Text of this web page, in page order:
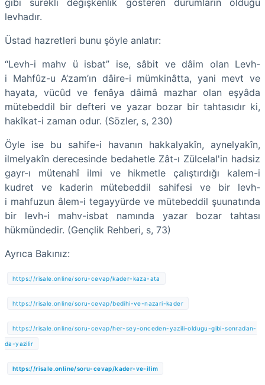
levhadır.
Üstad hazretleri bunu şöyle anlatır:
“Levh-i mahv ü isbat” ise, sâbit ve dâim olan Levh-
i Mahfûz-u A‘zam’ın dâire-i mümkinâtta, yani mevt ve
hayata, vücûd ve fenâya dâimâ mazhar olan eşyâda
mütebeddil bir defteri ve yazar bozar bir tahtasıdır ki,
hakîkat-i zaman odur. (Sözler, s, 230)
Öyle ise bu sahife-i havanın hakkalyakîn, aynelyakîn,
ilmelyakîn derecesinde bedahetle Zât-ı Zülcelal'in hadsiz
gayr-ı mütenahî ilmi ve hikmetle çalıştırdığı kalem-i
kudret ve kaderin mütebeddil sahifesi ve bir levh-
i mahfuzun âlem-i tegayyürde ve mütebeddil şuunatında
bir levh-i mahv-isbat namında yazar bozar tahtası
hükmündedir. (Gençlik Rehberi, s, 73)
Ayrıca Bakınız:
https://risale.online/soru-cevap/kader-kaza-ata
https://risale.online/soru-cevap/bedihi-ve-nazari-kader
https://risale.online/soru-cevap/her-sey-onceden-yazili-oldugu-gibi-sonradan-
da-yazilir
https://risale.online/soru-cevap/kader-ve-ilim